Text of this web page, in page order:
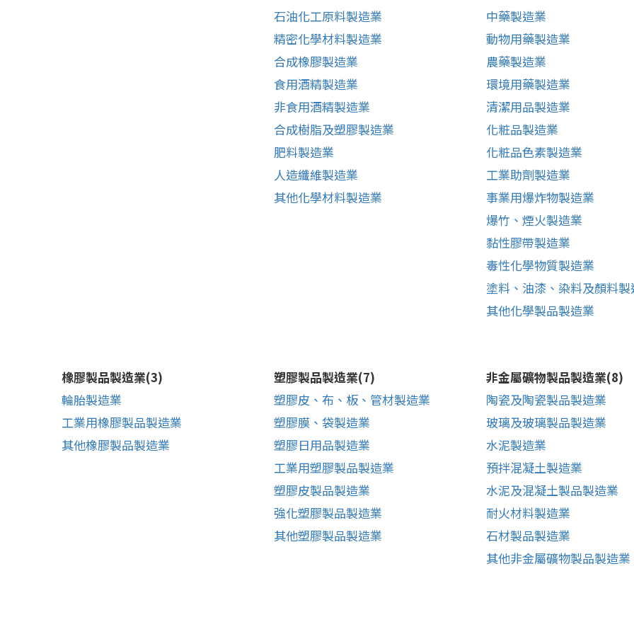
石油化工原料製造業
精密化學材料製造業
合成橡膠製造業
食用酒精製造業
非食用酒精製造業
合成樹脂及塑膠製造業
肥料製造業
人造纖維製造業
其他化學材料製造業
中藥製造業
動物用藥製造業
農藥製造業
環境用藥製造業
清潔用品製造業
化粧品製造業
化粧品色素製造業
工業助劑製造業
事業用爆炸物製造業
爆竹、煙火製造業
黏性膠帶製造業
毒性化學物質製造業
塗料、油漆、染料及顏料製
其他化學製品製造業
橡膠製品製造業(3)
輪胎製造業
工業用橡膠製品製造業
其他橡膠製品製造業
塑膠製品製造業(7)
塑膠皮、布、板、管材製造業
塑膠膜、袋製造業
塑膠日用品製造業
工業用塑膠製品製造業
塑膠皮製品製造業
強化塑膠製品製造業
其他塑膠製品製造業
非金屬礦物製品製造業(8)
陶瓷及陶瓷製品製造業
玻璃及玻璃製品製造業
水泥製造業
預拌混凝土製造業
水泥及混凝土製品製造業
耐火材料製造業
石材製品製造業
其他非金屬礦物製品製造業